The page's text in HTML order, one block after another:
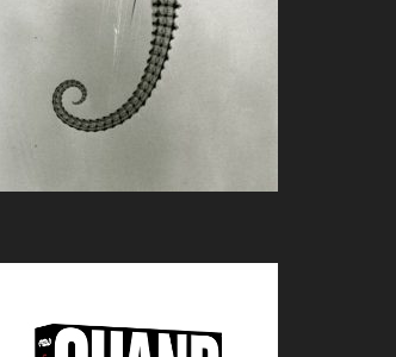
De : François Lévy-Kuentz